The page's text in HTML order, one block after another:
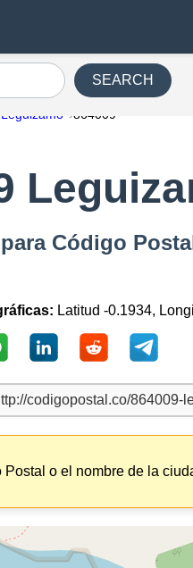
SEARCH
Leguizamo 864009
Código
Latitud -0.1934,
Postal o el nombre de la